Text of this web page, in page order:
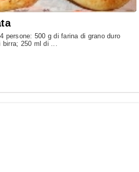
persone: 500 g di farina di grano duro
birra; 250 ml di ...